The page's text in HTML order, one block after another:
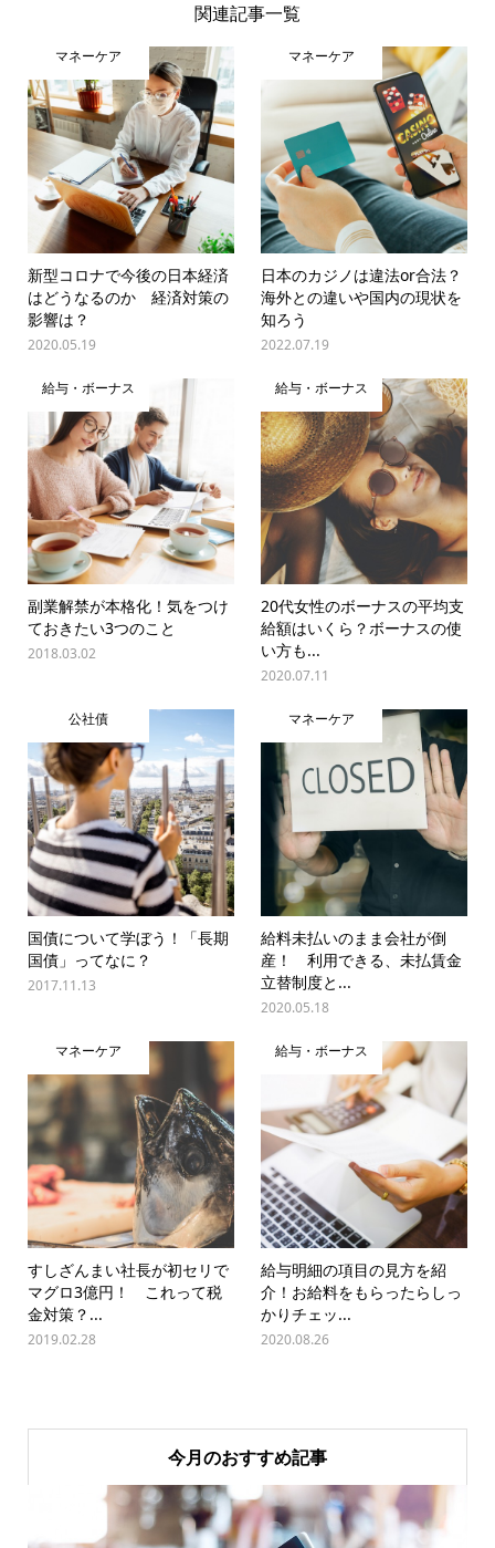
関連記事一覧
マネーケア
新型コロナで今後の日本経済
はどうなるのか 経済対策の
影響は？
2020.05.19
マネーケア
日本のカジノは違法or合法？
海外との違いや国内の現状を
知ろう
2022.07.19
給与・ボーナス
副業解禁が本格化！気をつけ
ておきたい3つのこと
2018.03.02
給与・ボーナス
20代女性のボーナスの平均支
給額はいくら？ボーナスの使
い方も...
2020.07.11
公社債
国債について学ぼう！「長期
国債」ってなに？
2017.11.13
マネーケア
給料未払いのまま会社が倒
産！ 利用できる、未払賃金
立替制度と...
2020.05.18
マネーケア
すしざんまい社長が初セリで
マグロ3億円！ これって税
金対策？...
2019.02.28
給与・ボーナス
給与明細の項目の見方を紹
介！お給料をもらったらしっ
かりチェッ...
2020.08.26
今月のおすすめ記事